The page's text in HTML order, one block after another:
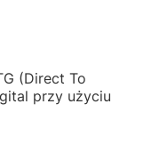
(Direct To
przy użyciu